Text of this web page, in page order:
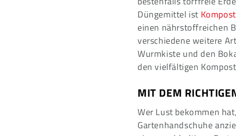
Düngemittel ist Kompost
einen nährstoffreichen
verschiedene weitere
Wurmkiste und den
den vielfältigen
MIT DEM
Wer Lust bekommen
Gartenhandschuhe